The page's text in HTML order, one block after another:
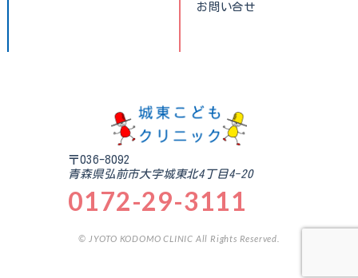
お問い合せ
〒036-8092
青森県弘前市大字城東北4丁目4-20
0172-29-3111
© JYOTO KODOMO CLINIC All Rights Reserved.